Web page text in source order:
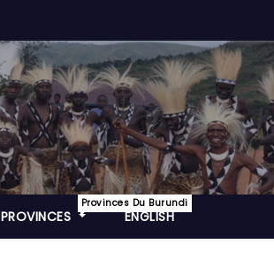
PROVINCES
Provinces Du Burundi
ENGLISH